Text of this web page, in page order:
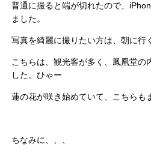
普通に撮ると端が切れたので、
ました。
写真を綺麗に撮りたい方は、朝に行
こちらは、観光客が多く、鳳凰堂の
した。ひゃー
蓮の花が咲き始めていて、こちらも
ちなみに、、、